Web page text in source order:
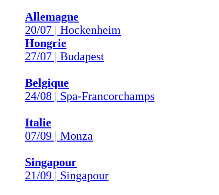
Allemagne
20/07 | Hockenheim
Hongrie
27/07 | Budapest
Belgique
24/08 | Spa-Francorchamps
Italie
07/09 | Monza
Singapour
21/09 | Singapour